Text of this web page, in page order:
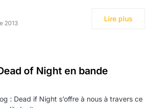
2013
Lire plus
of Night en bande
: Dead if Night s’offre à nous à travers ce